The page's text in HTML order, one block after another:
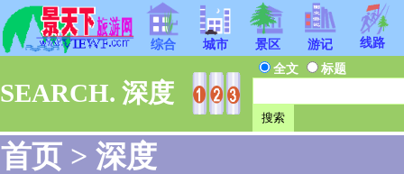
综合 城市 景区 游记 线路
SEARCH. 深度
全文 标题
首页 > 深度